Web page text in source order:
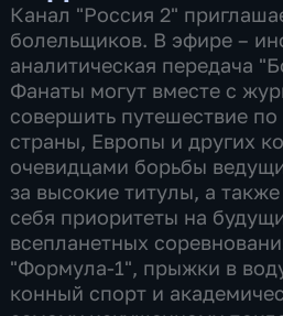
Канал "Россия 2"
болельщиков. В эфире –
аналитическая передача
Фанаты могут вместе с
совершить путешествие
страны, Европы и других
очевидцами борьбы
за высокие титулы, а
себя приоритеты на
всепланетных
"Формула-1", прыжки в
конный спорт и